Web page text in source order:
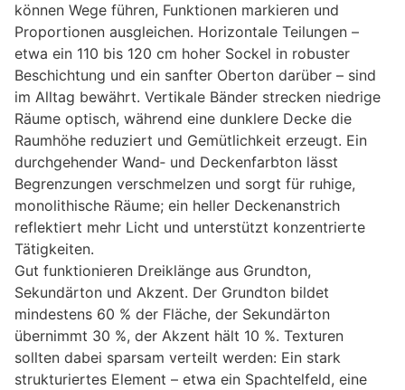
können Wege führen, Funktionen markieren und
Proportionen ausgleichen. Horizontale Teilungen –
etwa ein 110 bis 120 cm hoher Sockel in robuster
Beschichtung und ein sanfter Oberton darüber – sind
im Alltag bewährt. Vertikale Bänder strecken niedrige
Räume optisch, während eine dunklere Decke die
Raumhöhe reduziert und Gemütlichkeit erzeugt. Ein
durchgehender Wand‑ und Deckenfarbton lässt
Begrenzungen verschmelzen und sorgt für ruhige,
monolithische Räume; ein heller Deckenanstrich
reflektiert mehr Licht und unterstützt konzentrierte
Tätigkeiten.
Gut funktionieren Dreiklänge aus Grundton,
Sekundärton und Akzent. Der Grundton bildet
mindestens 60 % der Fläche, der Sekundärton
übernimmt 30 %, der Akzent hält 10 %. Texturen
sollten dabei sparsam verteilt werden: Ein stark
strukturiertes Element – etwa ein Spachtelfeld, eine